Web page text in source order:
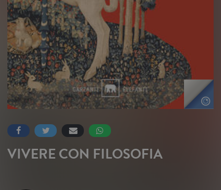
VIVERE CON FILOSOFIA